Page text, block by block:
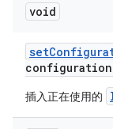
void
set
插入正在使用的